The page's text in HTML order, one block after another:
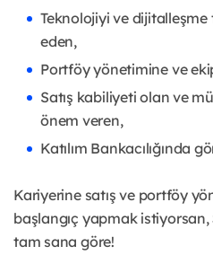
Teknolojiyi ve
eden,
Portföy yönetimine ve
Satış kabiliyeti olan ve
önem veren,
Katılım Bankacılığında
Kariyerine satış ve portföy
başlangıç yapmak istiyorsan,
tam sana göre!